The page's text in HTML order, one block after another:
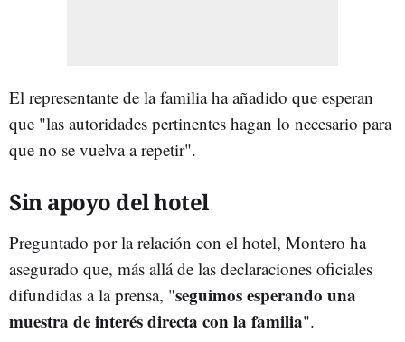
El representante de la familia ha añadido que esperan
que "las autoridades pertinentes hagan lo necesario para
que no se vuelva a repetir".
Sin apoyo del hotel
Preguntado por la relación con el hotel, Montero ha
asegurado que, más allá de las declaraciones oficiales
difundidas a la prensa, "seguimos esperando una
muestra de interés directa con la familia".